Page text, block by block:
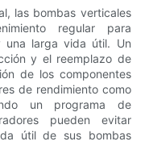
las bombas verticales
regular para
una larga vida útil. Un
y el reemplazo de
de los componentes
de rendimiento como
un programa de
pueden evitar
útil de sus bombas